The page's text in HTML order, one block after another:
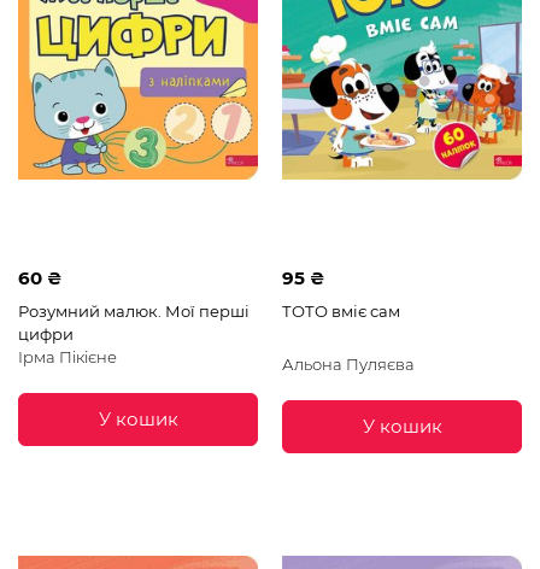
60 ₴
Розумний малюк. Мої перші
цифри
Ірма Пікієне
У кошик
95 ₴
ТОТО вміє сам
Альона Пуляєва
У кошик